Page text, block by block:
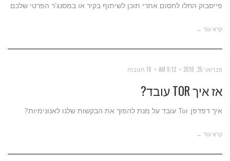
פייסבוק החלו לחסום אתרי תוכן לשיתוף בקיר או במסנג'ר הפרטי שלכם
קרא עוד ←
פברואר 25, 2018 8:12 AM 18 תגובות
אז איך TOR עובד?
איך דפדפן Tor עובד על מנת להפוך את הבקשות שלנו לאנונימיות?
קרא עוד ←